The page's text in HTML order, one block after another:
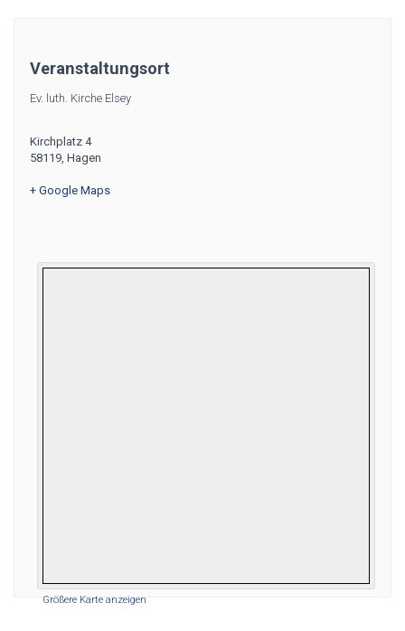
Veranstaltungsort
Ev. luth. Kirche Elsey
Kirchplatz 4
58119, Hagen
+ Google Maps
Größere Karte anzeigen